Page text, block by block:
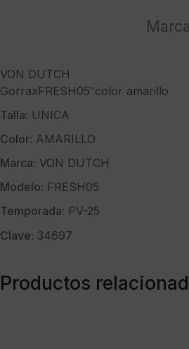
Marca
VON DUTCH
Gorra»FRESH05″color amarillo
Talla: UNICA
Color: AMARILLO
Marca: VON DUTCH
Modelo: FRESH05
Temporada: PV-25
Clave: 34697
Productos